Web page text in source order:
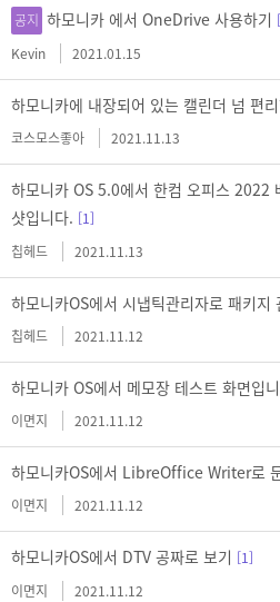
공지 하모니카 에서 OneDrive 사용하기
Kevin
2021.01.15
하모니카에 내장되어 있는 캘린더 넘 편
코스모스좋아 2021.11.13
하모니카 OS 5.0에서 한컴 오피스 2022
샷입니다. [1]
칩헤드
2021.11.13
하모니카OS에서 시냅틱관리자로 패키지
칩헤드 2021.11.12
하모니카 OS에서 메모장 테스트 화면입
이면지 2021.11.12
하모니카OS에서 LibreOffice Writer로
이면지 2021.11.12
하모니카OS에서 DTV 공짜로 보기 [1]
이면지
2021.11.12